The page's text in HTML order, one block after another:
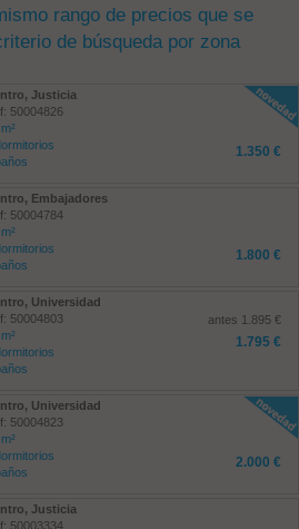
rango de precios que se
de búsqueda por zona
Justicia
50004826
1.350 €
Embajadores
50004784
1.800 €
Universidad
50004803
antes 1.895 €
1.795 €
Universidad
50004823
2.000 €
Justicia
50003334